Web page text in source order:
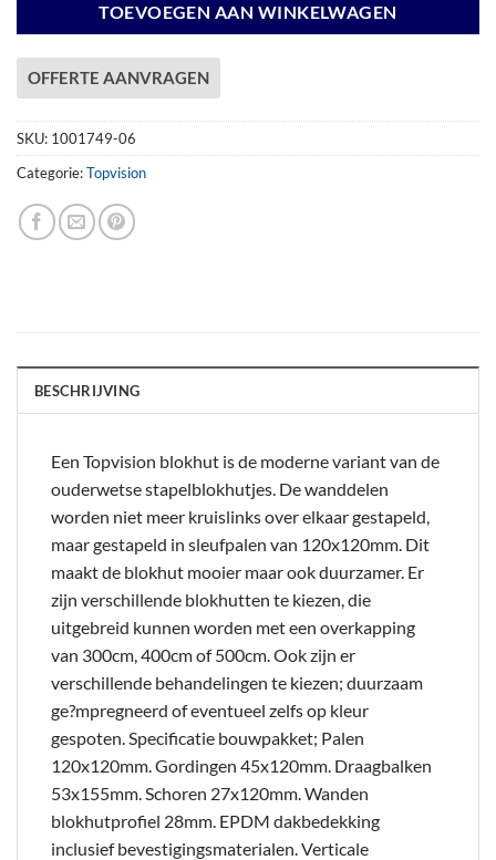
TOEVOEGEN AAN WINKELWAGEN
OFFERTE AANVRAGEN
SKU: 1001749-06
Categorie:Topvision
BESCHRIJVING
Een Topvision blokhut is de moderne variant van de
ouderwetse stapelblokhutjes. De wanddelen
worden niet meer kruislinks over elkaar gestapeld,
maar gestapeld in sleufpalen van 120x120mm. Dit
maakt de blokhut mooier maar ook duurzamer. Er
zijn verschillende blokhutten te kiezen, die
uitgebreid kunnen worden met een overkapping
van 300cm, 400cm of 500cm. Ook zijn er
verschillende behandelingen te kiezen; duurzaam
ge?mpregneerd of eventueel zelfs op kleur
gespoten. Specificatie bouwpakket; Palen
120x120mm. Gordingen 45x120mm. Draagbalken
53x155mm. Schoren 27x120mm. Wanden
blokhutprofiel 28mm. EPDM dakbedekking
inclusief bevestigingsmaterialen. Verticale